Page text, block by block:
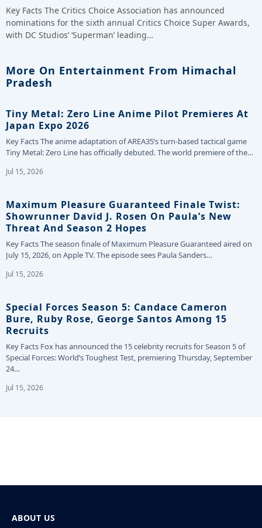
Key Facts The Critics Choice Association has announced
nominations for the sixth annual Critics Choice Super Awards,
with DC Studios’ ‘Superman’ leading…
More On Entertainment From Himachal
Pradesh
Tiny Metal: Zero Line Anime Pilot Premieres At
Japan Expo 2026
Key Facts The anime adaptation of AREA35’s turn-based tactical game
Tiny Metal: Zero Line has officially debuted. The world premiere of the…
Jul 15, 2026
Maximum Pleasure Guaranteed Finale Twist:
Showrunner David J. Rosen On Paula’s New
Threat And Season 2 Hopes
Key Facts The season finale of Maximum Pleasure Guaranteed aired on
July 15, 2026, on Apple TV. The episode sees Paula Sanders…
Jul 15, 2026
Special Forces Season 5: Candace Cameron
Bure, Ruby Rose, George Santos Among 15
Recruits
Key Facts Fox has announced the 15 celebrity recruits for Season 5 of
Special Forces: World’s Toughest Test, premiering Thursday, September
24…
Jul 15, 2026
ABOUT US